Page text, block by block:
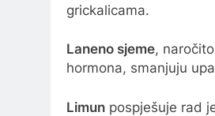
grickalicama.
Laneno sjeme,
hormona, smanjuju
Limun pospješuje rad